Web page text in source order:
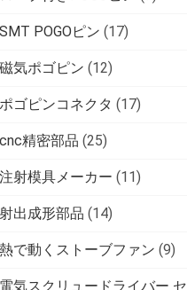
SMT POGOピン (17)
磁気ポゴピン (12)
ポゴピンコネクタ (17)
cnc精密部品 (25)
注射模具メーカー (11)
射出成形部品 (14)
熱で動くストーブファン (9)
電気スクリュードライバー